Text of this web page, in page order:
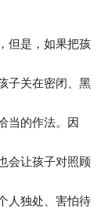
但是，如果把孩
子关在密闭、黑
当的作法。因
会让孩子对照顾
人独处、害怕待